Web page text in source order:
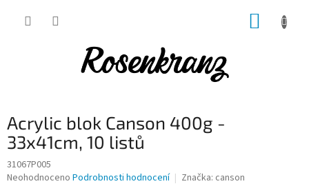
Acrylic blok Canson 400g -
33x41cm, 10 listů
31067P005
Průměrné
Neohodnoceno Podrobnosti hodnocení Značka: canson